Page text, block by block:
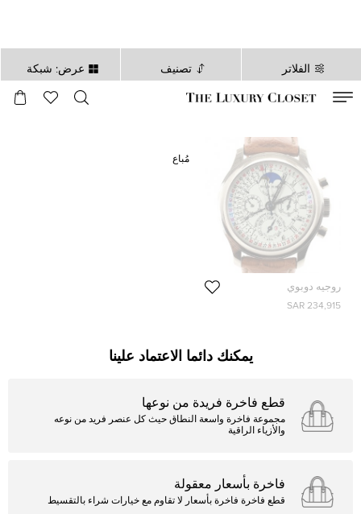
الفلاتر تصنيف عرض: شبكة
ثانية
روجيه دوبوي
234,915 SAR
مُباع
يمكنك دائما الاعتماد علينا
قطع فاخرة فريدة من نوعها
مجموعة فاخرة واسعة النطاق حيث كل عنصر فريد من نوعه
والأزياء الراقية
فاخرة بأسعار معقولة
قطع فاخرة فاخرة بأسعار لا تقاوم مع خيارات شراء بالتقسيط